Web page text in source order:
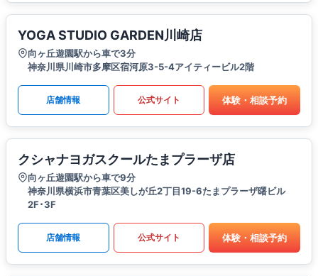
YOGA STUDIO GARDEN川崎店
向ヶ丘遊園駅から車で3分
神奈川県川崎市多摩区宿河原3-5-4アイティービル2階
店舗情報 公式サイト 体験・相談予約
クシャナヨガスクールたまプラーザ店
向ヶ丘遊園駅から車で9分
神奈川県横浜市青葉区美しが丘2丁目19-6たまプラーザ曙ビル
2F･3F
店舗情報 公式サイト 体験・相談予約